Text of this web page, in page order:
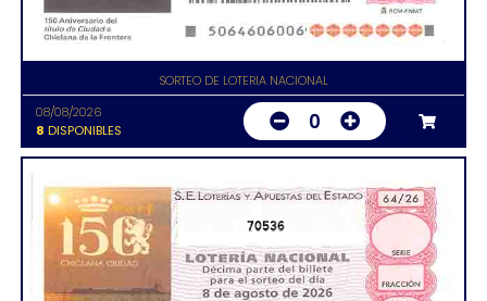
SORTEO DE LOTERIA NACIONAL
08/08/2026
8 DISPONIBLES 0
70536